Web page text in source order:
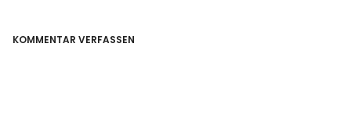
KOMMENTAR VERFASSEN